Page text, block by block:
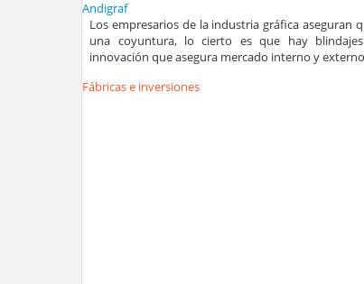
Los empresarios de la industria gráfica aseguran
una coyuntura, lo cierto es que hay
innovación que asegura mercado interno y
Fábricas e inversiones